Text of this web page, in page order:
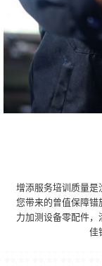
增添服务培训质量是
您带来的曾值保障错
力加测设备零配件
佳